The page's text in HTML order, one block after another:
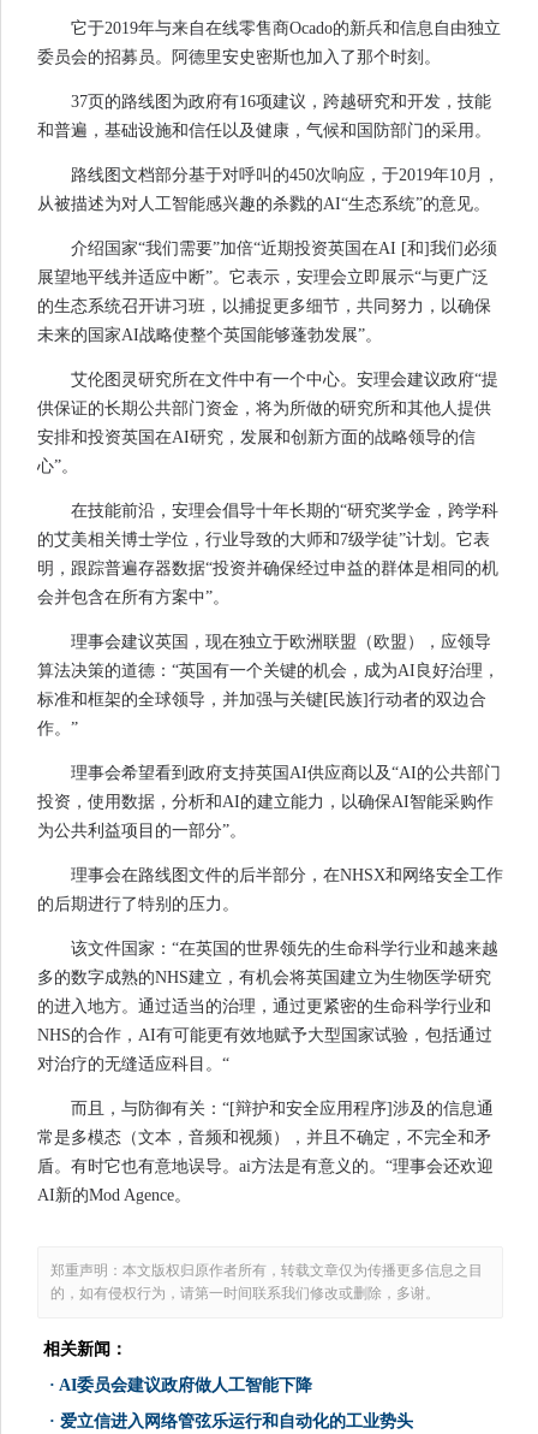
它于2019年与来自在线零售商Ocado的新兵和信息自由独立
委员会的招募员。阿德里安史密斯也加入了那个时刻。
37页的路线图为政府有16项建议，跨越研究和开发，技能
和普遍，基础设施和信任以及健康，气候和国防部门的采用。
路线图文档部分基于对呼叫的450次响应，于2019年10月，
从被描述为对人工智能感兴趣的杀戮的AI“生态系统”的意见。
介绍国家“我们需要”加倍“近期投资英国在AI [和]我们必须
展望地平线并适应中断”。它表示，安理会立即展示“与更广泛
的生态系统召开讲习班，以捕捉更多细节，共同努力，以确保
未来的国家AI战略使整个英国能够蓬勃发展”。
艾伦图灵研究所在文件中有一个中心。安理会建议政府“提
供保证的长期公共部门资金，将为所做的研究所和其他人提供
安排和投资英国在AI研究，发展和创新方面的战略领导的信
心”。
在技​​能前沿，安理会倡导十年长期的“研究奖学金，跨学科
的艾美相关博士学位，行业导致的大师和7级学徒”计划。它表
明，跟踪普遍存器数据“投资并确保经过申益的群体是相同的机
会并包含在所有方案中”。
理事会建议英国，现在独立于欧洲联盟（欧盟），应领导
算法决策的道德：“英国有一个关键的机会，成为AI良好治理，
标准和框架的全球领导，并加强与关键[民族]行动者的双边合
作。”
理事会希望看到政府支持英国AI供应商以及“AI的公共部门
投资，使用数据，分析和AI的建立能力，以确保AI智能采购作
为公共利益项目的一部分”。
理事会在路线图文件的后半部分，在NHSX和网络安全工作
的后期进行了特别的压力。
该文件国家：“在英国的世界领先的生命科学行业和越来越
多的数字成熟的NHS建立，有机会将英国建立为生物医学研究
的进入地方。通过适当的治理，通过更紧密的生命科学行业和
NHS的合作，AI有可能更有效地赋予大型国家试验，包括通过
对治疗的无缝适应科目。“
而且，与防御有关：“[辩护和安全应用程序]涉及的信息通
常是多模态（文本，音频和视频），并且不确定，不完全和矛
盾。有时它也有意地误导。ai方法是有意义的。“理事会还欢迎
AI新的Mod Agence。
郑重声明：本文版权归原作者所有，转载文章仅为传播更多信息之目
的，如有侵权行为，请第一时间联系我们修改或删除，多谢。
相关新闻：
· AI委员会建议政府做人工智能下降
· 爱立信进入网络管弦乐运行和自动化的工业势头